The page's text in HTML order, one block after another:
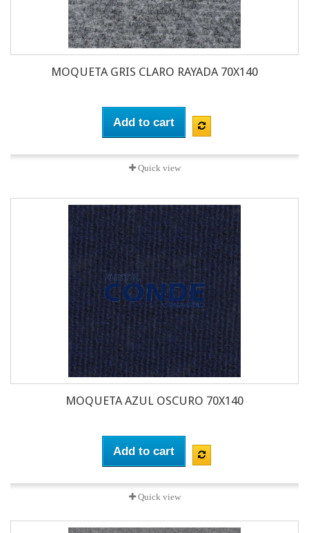
MOQUETA GRIS CLARO RAYADA 70X140
Add to cart
Quick view
MOQUETA AZUL OSCURO 70X140
Add to cart
Quick view